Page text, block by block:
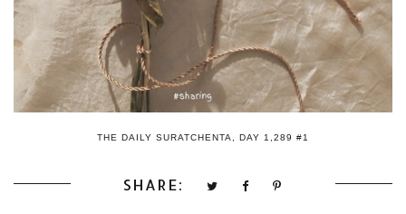
THE DAILY SURATCHENTA, DAY 1,289 #1
SHARE: